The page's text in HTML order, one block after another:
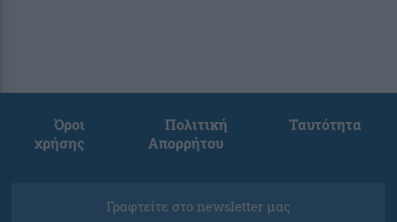
Όροι
χρήσης
Πολιτική
Απορρήτου
Ταυτότητα
Γραφτείτε στο newsletter μας